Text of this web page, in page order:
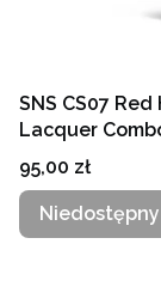
SNS CS07
Lacquer
Cena
95,00 zł
Niedostępny